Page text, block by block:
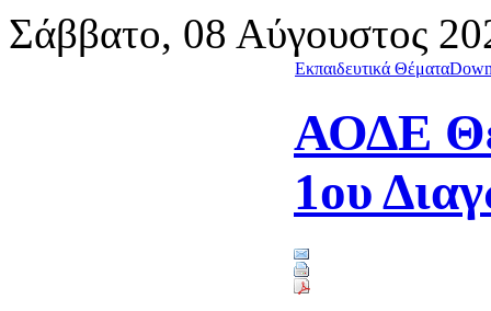
Σάββατο, 08 Αύγουστος
Εκπαιδευτικά Θέματα
ΑΟΔΕ
1ου